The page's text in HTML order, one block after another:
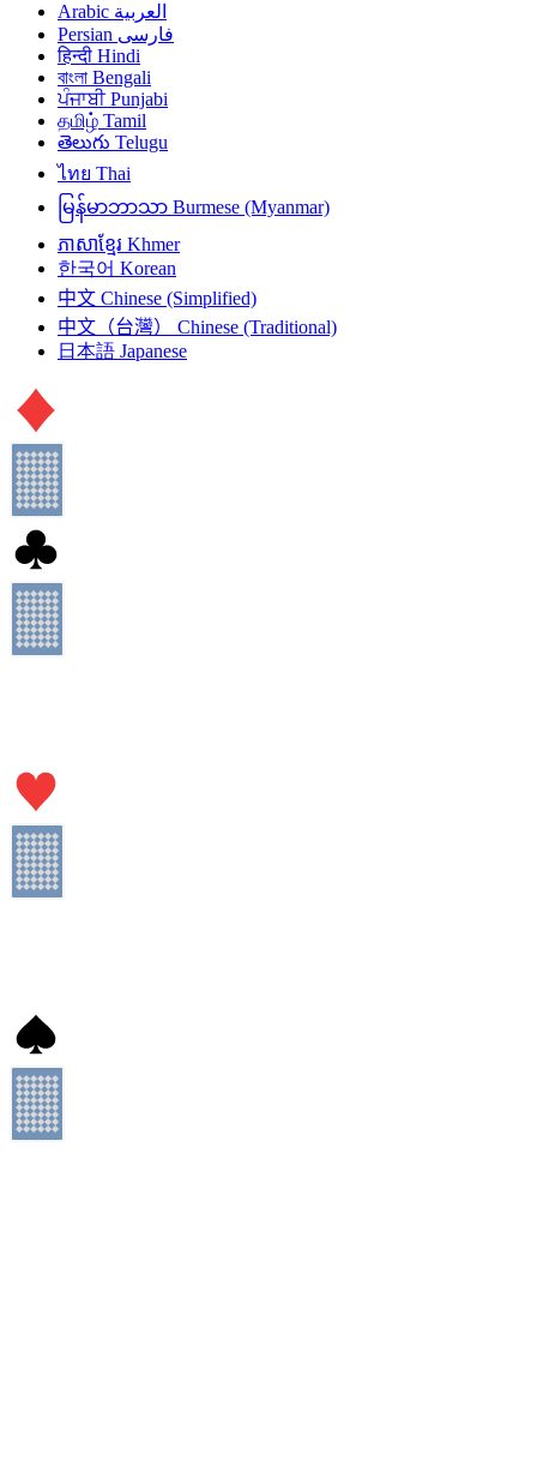
العربية Arabic
فارسی Persian
हिन्दी Hindi
বাংলা Bengali
ਪੰਜਾਬੀ Punjabi
தமிழ் Tamil
తెలుగు Telugu
ไทย Thai
မြန်မာဘာသာ Burmese (Myanmar)
ភាសាខ្មែរ Khmer
한국어 Korean
中文 Chinese (Simplified)
中文（台灣）
Chinese (Traditional)
日本語 Japanese